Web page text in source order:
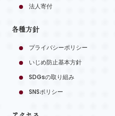
法人寄付
各種方針
プライバシーポリシー
いじめ防止基本方針
SDGsの取り組み
SNSポリシー